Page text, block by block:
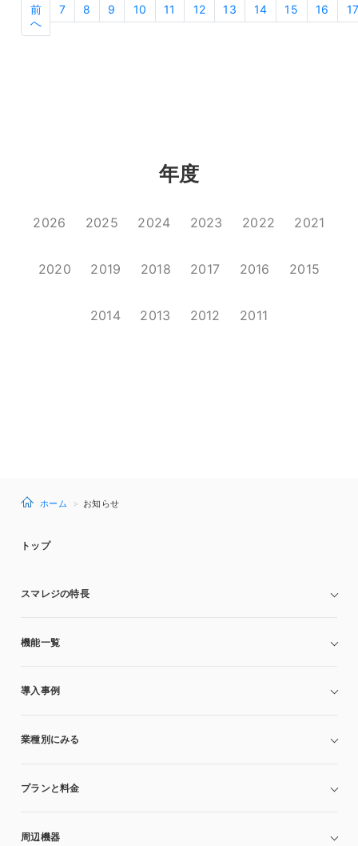
前
へ
7 8 9 10 11 12 13 14 15 16
年度
2026 2025 2024 2023 2022 2021
2020 2019 2018 2017 2016 2015
2014 2013 2012 2011
ホーム お知らせ
トップ
スマレジの特長
機能一覧
導入事例
業種別にみる
プランと料金
周辺機器